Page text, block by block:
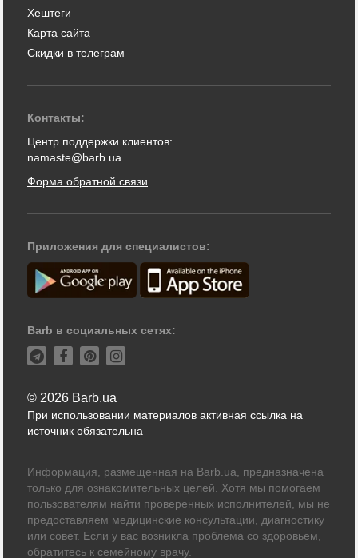
Хештеги
Карта сайта
Скидки в телеграм
Контакты:
Центр поддержки клиентов:
namaste@barb.ua
Форма обратной связи
Приложения для специалистов:
Barb в социальных сетях:
© 2026 Barb.ua
При использовании материалов активная ссылка на
источник обязательна
Информация, размещенная на Barb.ua, предназначена
только для ознакомительных целей. Хотя мы помогаем
пользователям найти проверенных исполнителей, мы не
предоставляем медицинские консультации, диагностику
или совет. Если у вас возникла проблема со здоровьем,
обратитесь к семейному врачу.